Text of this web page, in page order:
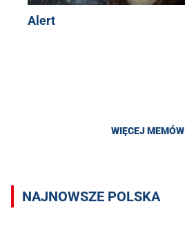
Alert
WIĘCEJ MEMÓW
NAJNOWSZE POLSKA